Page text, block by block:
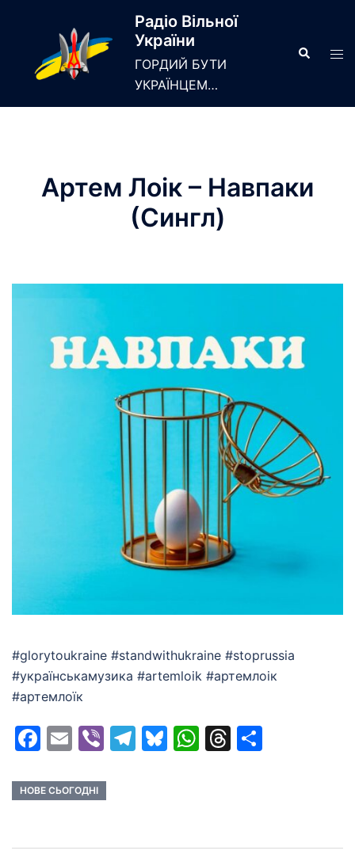
Радіо Вільної
України
ГОРДИЙ БУТИ
УКРАЇНЦЕМ…
Search
Артем Лоік – Навпаки
(Сингл)
#glorytoukraine #standwithukraine #stoprussia
#українськамузика #artemloik #артемлоік
#артемлоїк
Facebook
EmailViberTelegram
Bluesky
WhatsApp
Threads
НОВЕ СЬОГОДНІ